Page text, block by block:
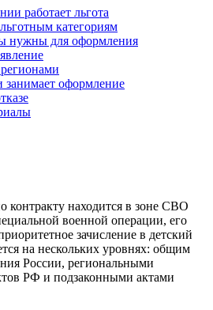
работает льгота
категориям
нужны для оформления
занимает оформление
контракту находится в зоне СВО
военной операции, его
зачисление в детский
на нескольких уровнях: общим
России, региональными
РФ и подзаконными актами